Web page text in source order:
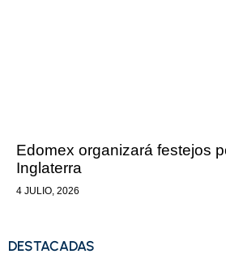
Edomex organizará festejos
Inglaterra
4 JULIO, 2026
DESTACADAS